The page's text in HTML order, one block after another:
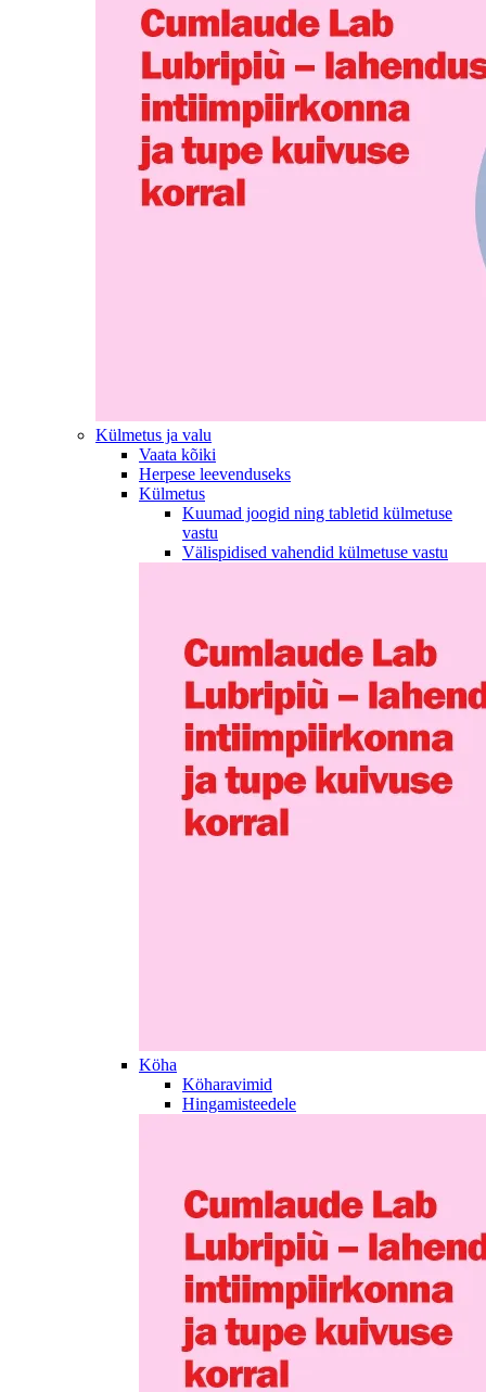
Külmetus ja valu
Vaata kõiki
Herpese leevenduseks
Külmetus
Kuumad joogid ning tabletid külmetuse
vastu
Välispidised vahendid külmetuse vastu
Köha
Köharavimid
Hingamisteedele